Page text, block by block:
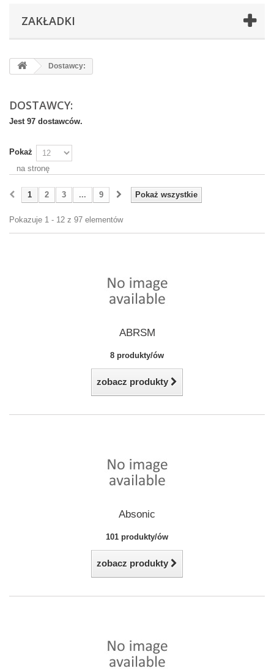
ZAKŁADKI
Dostawcy:
DOSTAWCY:
Jest 97 dostawców.
Pokaż
na stronę
Pokaż wszystkie
1 2 3 ... 9
Pokazuje 1 - 12 z 97 elementów
ABRSM
8 produkty/ów
zobacz produkty
Absonic
101 produkty/ów
zobacz produkty